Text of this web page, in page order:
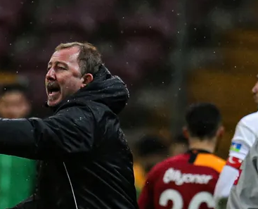
çerezlerle ilgili bilgi almak için lütfen
tıklayınız